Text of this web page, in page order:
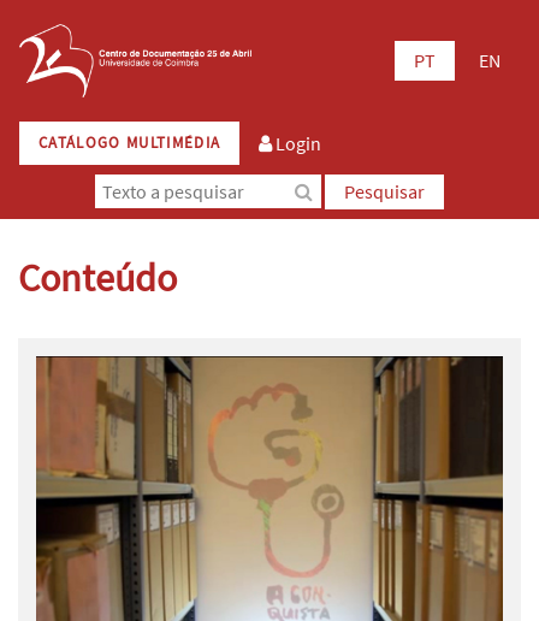
PT EN
CATÁLOGO MULTIMÉDIA
Login
Pesquisar
Conteúdo